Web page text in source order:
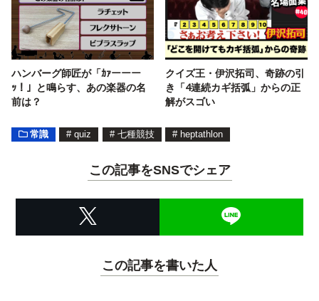
ハンバーグ師匠が「ｶｧーーー
ｯ！」と鳴らす、あの楽器の名
前は？
クイズ王・伊沢拓司、奇跡の引
き「4連続カギ括弧」からの正
解がスゴい
常識 # quiz # 七種競技 # heptathlon
この記事をSNSでシェア
この記事を書いた人